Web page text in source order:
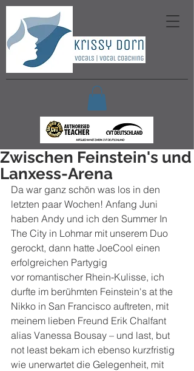
Zwischen Feinstein's und
Lanxess-Arena
Da war ganz schön was los in den
letzten paar Wochen! Anfang Juni
haben Andy und ich den Summer In
The City in Lohmar mit unserem Duo
gerockt, dann hatte JoeCool einen
erfolgreichen Partygig
vor romantischer Rhein-Kulisse, ich
durfte im berühmten Feinstein's at the
Nikko in San Francisco auftreten, mit
meinem lieben Freund Erik Chalfant
alias Vanessa Bousay – und last, but
not least bekam ich ebenso kurzfristig
wie unerwartet die Gelegenheit, mit